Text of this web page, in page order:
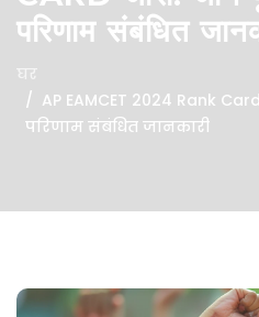
परिणाम संबंधित
घर
AP EAMCET 2024 Rank
परिणाम संबंधित जानकारी